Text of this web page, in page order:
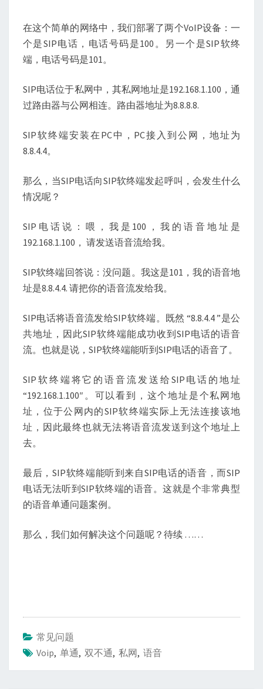
在这个简单的网络中，我们部署了两个VoIP设备：一
个是SIP电话，电话号码是100。另一个是SIP软终
端，电话号码是101。
SIP电话位于私网中，其私网地址是192.168.1.100，通
过路由器与公网相连。路由器地址为8.8.8.8.
SIP软终端安装在PC中，PC接入到公网，地址为
8.8.4.4。
那么，当SIP电话向SIP软终端发起呼叫，会发生什么
情况呢？
SIP电话说：喂，我是100，我的语音地址是
192.168.1.100， 请发送语音流给我。
SIP软终端回答说：没问题。我这是101，我的语音地
址是8.8.4.4. 请把你的语音流发给我。
SIP电话将语音流发给SIP软终端。既然 “8.8.4.4 ”是公
共地址，因此SIP软终端能成功收到SIP电话的语音
流。也就是说，SIP软终端能听到SIP电话的语音了。
SIP软终端将它的语音流发送给SIP电话的地址
“192.168.1.100″。可以看到，这个地址是个私网地
址，位于公网内的SIP软终端实际上无法连接该地
址，因此最终也就无法将语音流发送到这个地址上
去。
最后，SIP软终端能听到来自SIP电话的语音，而SIP
电话无法听到SIP软终端的语音。这就是个非常典型
的语音单通问题案例。
那么，我们如何解决这个问题呢？待续 ……
常见问题
Voip, 单通, 双不通, 私网, 语音